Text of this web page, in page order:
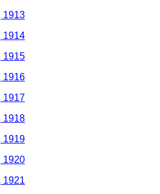
1913
1914
1915
1916
1917
1918
1919
1920
1921